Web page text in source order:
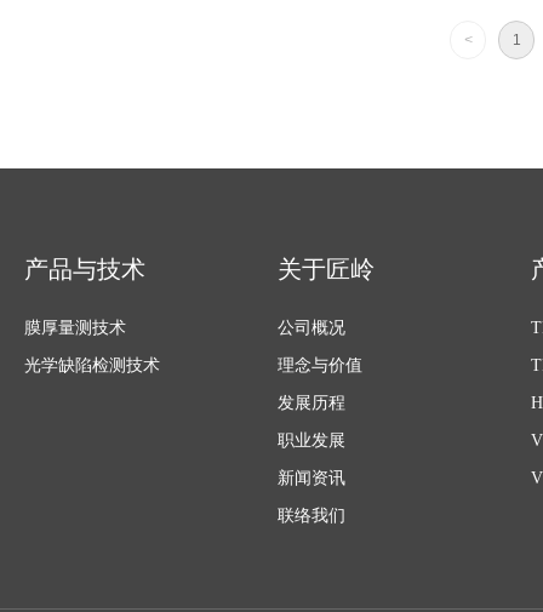
< 1
产品与技术
膜厚量测技术
光学缺陷检测技术
关于匠岭
公司概况
理念与价值
发展历程
职业发展
新闻资讯
联络我们